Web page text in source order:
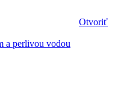
Otvoriť
a perlivou vodou